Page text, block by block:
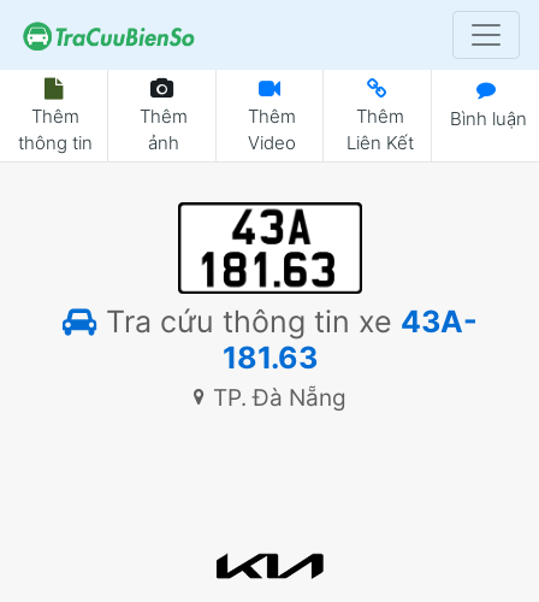
Thêm
thông tin
Thêm
ảnh
Thêm
Video
Thêm
Liên Kết
Bình luận
Tra cứu thông tin xe 43A-
181.63
TP. Đà Nẵng